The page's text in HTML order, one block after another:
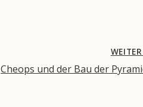
WEITER
Cheops und der Bau der